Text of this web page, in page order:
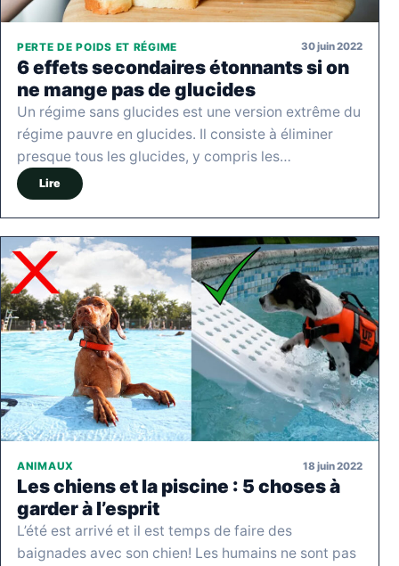
PERTE DE POIDS ET RÉGIME 30 juin 2022
6 effets secondaires étonnants si on
ne mange pas de glucides
Un régime sans glucides est une version extrême du
régime pauvre en glucides. Il consiste à éliminer
presque tous les glucides, y compris les…
Lire
ANIMAUX 18 juin 2022
Les chiens et la piscine : 5 choses à
garder à l’esprit
L’été est arrivé et il est temps de faire des
baignades avec son chien! Les humains ne sont pas